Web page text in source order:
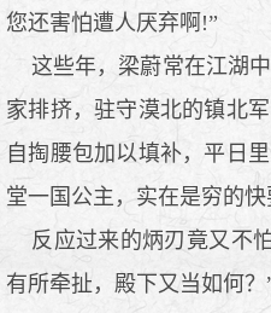
您还害怕遭人厌弃啊!”
这些年，梁蔚常在江湖
家排挤，驻守漠北的镇北
自掏腰包加以填补，平日
堂一国公主，实在是穷的快
反应过来的炳刃竟又不
有所牵扯，殿下又当如何？